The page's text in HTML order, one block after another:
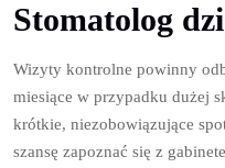
Stomatolog
Wizyty kontrolne powinny
miesiące w przypadku dużej
krótkie, niezobowiązujące
szansę zapoznać się z